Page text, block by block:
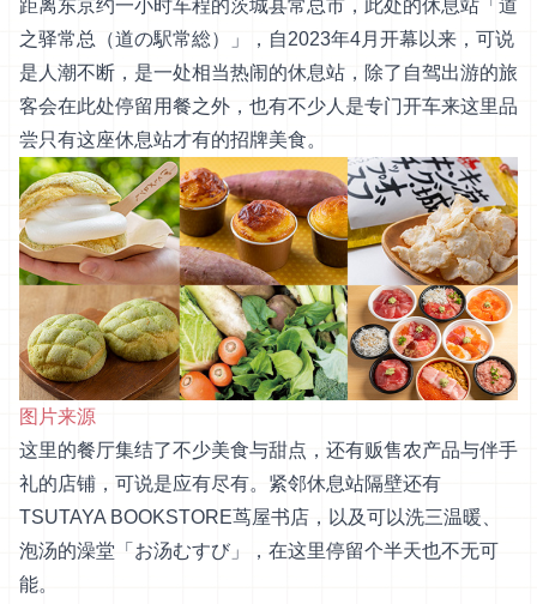
距离东京约一小时车程的茨城县常总市，此处的休息站「道
之驿常总（道の駅常総）」，自2023年4月开幕以来，可说
是人潮不断，是一处相当热闹的休息站，除了自驾出游的旅
客会在此处停留用餐之外，也有不少人是专门开车来这里品
尝只有这座休息站才有的招牌美食。
图片来源
这里的餐厅集结了不少美食与甜点，还有贩售农产品与伴手
礼的店铺，可说是应有尽有。紧邻休息站隔壁还有
TSUTAYA BOOKSTORE茑屋书店，以及可以洗三温暖、
泡汤的澡堂「お汤むすび」，在这里停留个半天也不无可
能。